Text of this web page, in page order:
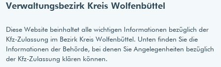
Verwaltungsbezirk Kreis Wolfenbüttel
Diese Website beinhaltet alle wichtigen Informationen bezüglich der
Kfz-Zulassung im Bezirk Kreis Wolfenbüttel. Unten finden Sie die
Informationen der Behörde, bei denen Sie Angelegenheiten bezüglich
der Kfz-Zulassung klären können.